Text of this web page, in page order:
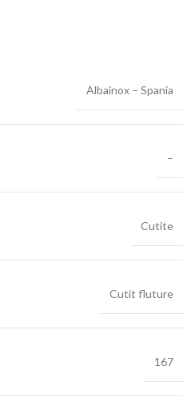
Albainox – Spania
–
Cutite
Cutit fluture
167